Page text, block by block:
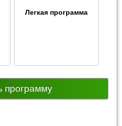
Легкая программа
программу